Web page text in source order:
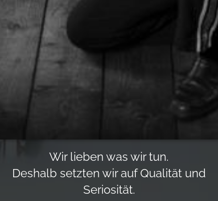
Wir lieben was wir tun.
Deshalb setzten wir auf Qualität und
Seriosität.